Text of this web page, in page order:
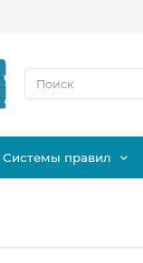
Системы правил